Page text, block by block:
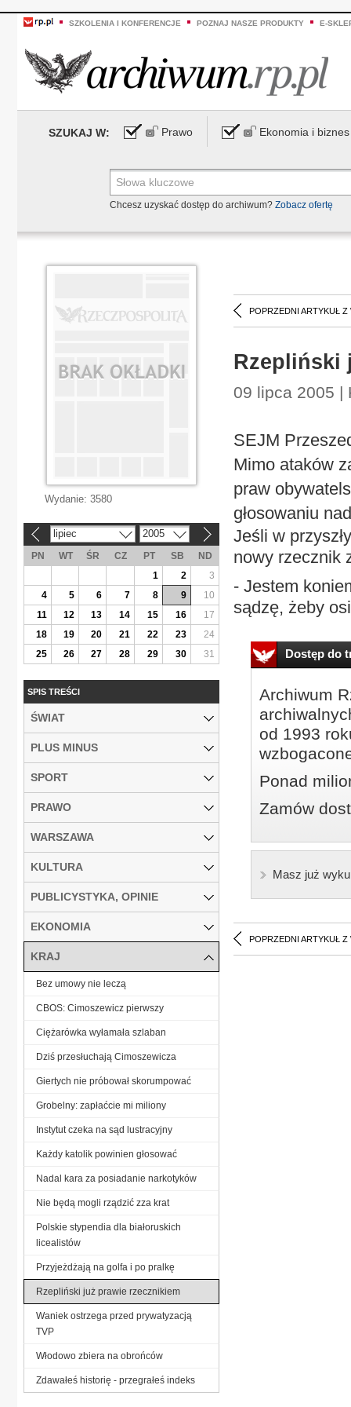
SZKOLENIA I KONFERENCJE POZNAJ NASZE PRODUKTY E-
SZUKAJ W: Prawo Ekonomia i biznes
Chcesz uzyskać dostęp do archiwum? Zobacz ofertę
POPRZEDNI ARTYKUŁ Z
Rzepliński
09 lipca 2005 |
SEJM
Mimo ataków
praw
głosowaniu
Jeśli w
nowy rzecznik
- Jestem
sądzę, żeby
Dostęp do
Archiwum
od 1993
Ponad
Zamów
Masz już
POPRZEDNI ARTYKUŁ Z
Wydanie: 3580
lipiec 2005
PN WT ŚR CZ PT SB
ND
1
2
3
4
5 6 7 8 9
10
11
12 13 14 15 16
17
18
19 20 21 22 23
24
25
26 27 28 29 30 31
SPIS TREŚCI
ŚWIAT
PLUS MINUS
SPORT
PRAWO
WARSZAWA
KULTURA
PUBLICYSTYKA, OPINIE
EKONOMIA
KRAJ
Bez umowy nie leczą
CBOS: Cimoszewicz pierwszy
Ciężarówka wyłamała szlaban
Dziś przesłuchają Cimoszewicza
Giertych nie próbował skorumpować
Grobelny: zapłaćcie mi miliony
Instytut czeka na sąd lustracyjny
Każdy katolik powinien głosować
Nadal kara za posiadanie narkotyków
Nie będą mogli rządzić zza krat
Polskie stypendia dla białoruskich
licealistów
Przyjeżdżają na golfa i po pralkę
Rzepliński już prawie rzecznikiem
Waniek ostrzega przed prywatyzacją
TVP
Włodowo zbiera na obrońców
Zdawałeś historię - przegrałeś indeks